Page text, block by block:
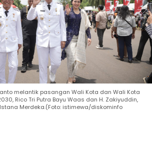
melantik pasangan Wali Kota dan Wali Kota
Rico Tri Putra Bayu Waas dan H. Zakiyuddin,
Merdeka.(Foto: istimewa/diskominfo